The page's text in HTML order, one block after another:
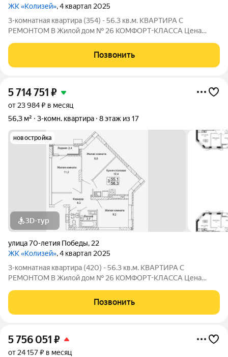
ЖК «Колизей», 4 квартал 2025
3-комнатная квартира (354) - 56.3 кв.м. КВАРТИРА С
РЕМОНТОМ В Жилой дом № 26 КОМФОРТ-КЛАССА Цена
эту квартиру с черновой отделкой. Прямая продажа от
Застройщика! ЖК «Колизей» - это
Позвонить
5 714 751 ₽
от 23 984 ₽ в месяц
56,3 м²
3-комн. квартира 8 этаж из 17
новостройка
3D-тур
улица 70-летия Победы, 22
ЖК «Колизей», 4 квартал 2025
3-комнатная квартира (420) - 56.3 кв.м. КВАРТИРА С
РЕМОНТОМ В Жилой дом № 26 КОМФОРТ-КЛАССА Цена
эту квартиру с черновой отделкой. Прямая продажа от
Застройщика! ЖК «Колизей» - это
Позвонить
5 756 051 ₽
от 24 157 ₽ в месяц